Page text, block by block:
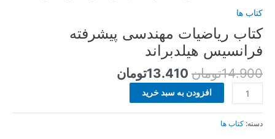
کتاب ها
کتاب ریاضیات مهندسی پیشرفته
فرانسیس هیلدبراند
14.900تومان 13.410تومان
افزودن به سبد خرید
دسته: کتاب ها